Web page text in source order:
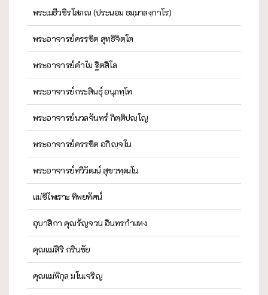
พระเมธีวชิรโสภณ (ประนอม ธมฺมาลงฺกาโร)
พระอาจารย์ครรชิต สุทฺธิจิตฺโต
พระอาจารย์คำไม ฐิตสีโล
พระอาจารย์กระสินธุ์ อนุภทฺโท
พระอาจารย์นวลจันทร์ กิตฺติปญฺโญ
พระอาจารย์ครรชิต อกิญฺจโน
พระอาจารย์ทวีวัฒน์ สุขวฑฺฒโน
แม่ชีไพเราะ ทิพยทัศน์
อุบาสิกา คุณรัญจวน อินทรกำแหง
คุณแม่สิริ กรินชัย
คุณแม่พิกุล มโนเจริญ